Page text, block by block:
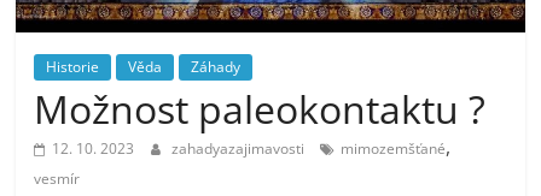
Historie Věda Záhady
Možnost paleokontaktu ?
12. 10. 2023 zahadyazajimavosti mimozemšťané,
vesmír